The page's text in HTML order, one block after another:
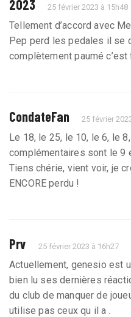
2023 25 février 2023 à 15h48
Tellement d’accord avec
Pep perd les pedales il se
complètement paumé c’est
CondateFan 25 février
Le 18, le 25, le 10, le 6, le
complémentaires sont le 9
Tiens chérie, vient voir, je
ENCORE perdu !
Prv 25 février 2023 à 16h27
Actuellement, genesio est
bien lu ses dernières
du club de manquer de
utilise pas ceux qu il a .